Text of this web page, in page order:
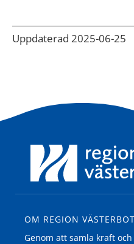
Uppdaterad 2025-06-25
OM REGION
Genom att samla kraft